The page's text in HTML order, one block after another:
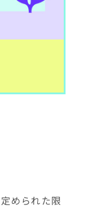
められた限